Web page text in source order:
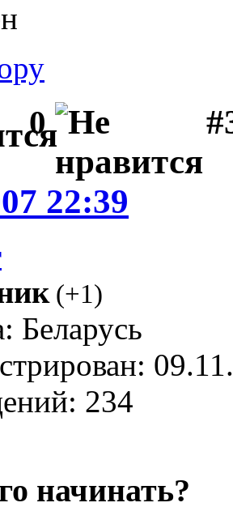
0
22:39
(+1)
Беларусь
234
начинать?